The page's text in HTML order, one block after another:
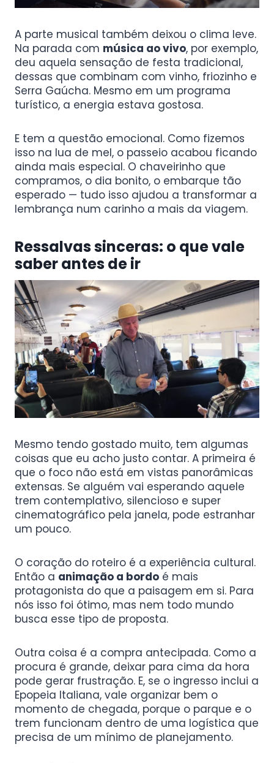
A parte musical também deixou o clima leve.
Na parada com música ao vivo, por exemplo,
deu aquela sensação de festa tradicional,
dessas que combinam com vinho, friozinho e
Serra Gaúcha. Mesmo em um programa
turístico, a energia estava gostosa.
E tem a questão emocional. Como fizemos
isso na lua de mel, o passeio acabou ficando
ainda mais especial. O chaveirinho que
compramos, o dia bonito, o embarque tão
esperado — tudo isso ajudou a transformar a
lembrança num carinho a mais da viagem.
Ressalvas sinceras: o que vale
saber antes de ir
Mesmo tendo gostado muito, tem algumas
coisas que eu acho justo contar. A primeira é
que o foco não está em vistas panorâmicas
extensas. Se alguém vai esperando aquele
trem contemplativo, silencioso e super
cinematográfico pela janela, pode estranhar
um pouco.
O coração do roteiro é a experiência cultural.
Então a animação a bordo é mais
protagonista do que a paisagem em si. Para
nós isso foi ótimo, mas nem todo mundo
busca esse tipo de proposta.
Outra coisa é a compra antecipada. Como a
procura é grande, deixar para cima da hora
pode gerar frustração. E, se o ingresso inclui a
Epopeia Italiana, vale organizar bem o
momento de chegada, porque o parque e o
trem funcionam dentro de uma logística que
precisa de um mínimo de planejamento.